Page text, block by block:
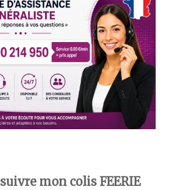
suivre mon colis FEERIE